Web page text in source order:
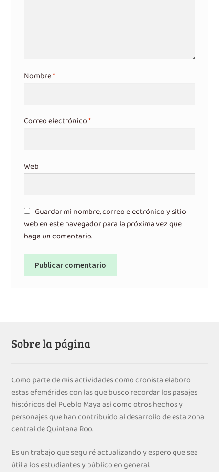
Nombre*
Correo electrónico*
Web
Guardar mi nombre, correo electrónico y sitio
web en este navegador para la próxima vez que
haga un comentario.
Sobre la página
Como parte de mis actividades como cronista elaboro
estas efemérides con las que busco recordar los pasajes
históricos del Pueblo Maya así como otros hechos y
personajes que han contribuido al desarrollo de esta zona
central de Quintana Roo.
Es un trabajo que seguiré actualizando y espero que sea
útil a los estudiantes y público en general.